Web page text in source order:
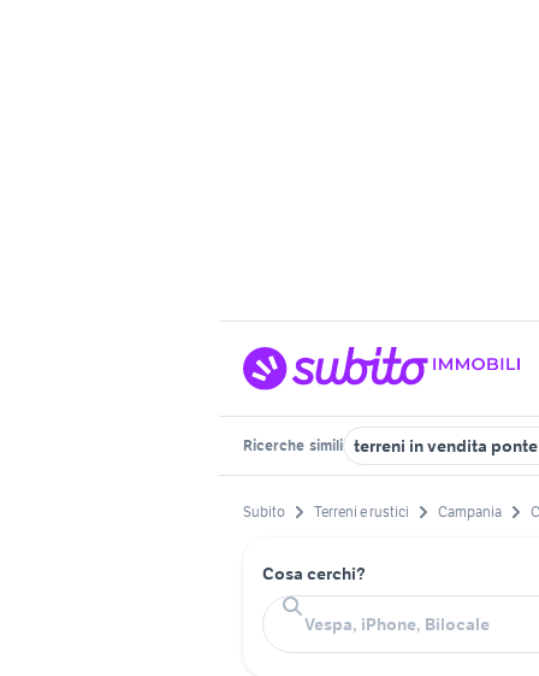
Ricerche simili terreni in vendita
Subito Terreni e rustici Campania
Cosa cerchi?